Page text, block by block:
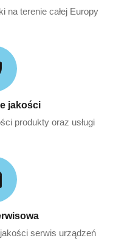
na terenie całej Europy
jakości
produkty oraz usługi
serwis urządzeń